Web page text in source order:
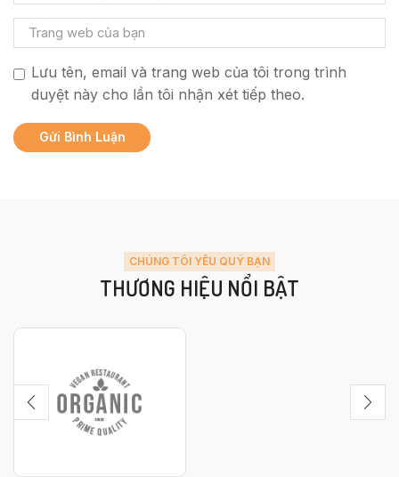
Lưu tên, email và trang web của tôi trong trình
duyệt này cho lần tôi nhận xét tiếp theo.
CHÚNG TÔI YÊU QUÝ BẠN
THƯƠNG HIỆU NỔI BẬT